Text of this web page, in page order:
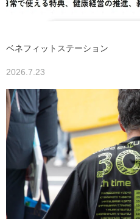
ベネフィットステーション
2026.7.23